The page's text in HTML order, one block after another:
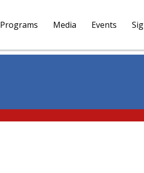
Programs Media Events